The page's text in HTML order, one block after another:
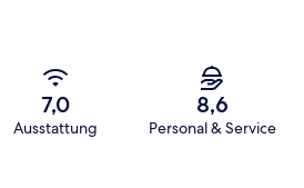
7,0
Ausstattung
8,6
Personal & Service